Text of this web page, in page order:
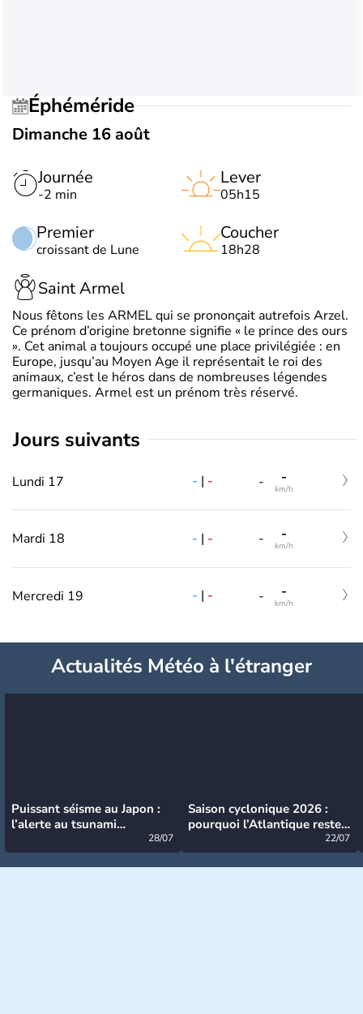
Éphéméride
Dimanche 16 août
Journée
-2 min
Premier
croissant de Lune
Lever
05h15
Coucher
18h28
Saint Armel
Nous fêtons les ARMEL qui se prononçait autrefois Arzel.
Ce prénom d’origine bretonne signifie « le prince des ours
». Cet animal a toujours occupé une place privilégiée : en
Europe, jusqu’au Moyen Age il représentait le roi des
animaux, c’est le héros dans de nombreuses légendes
germaniques. Armel est un prénom très réservé.
jours suivants
Lundi 17 - | - - -
km/h
Mardi 18 - | - - -
km/h
Mercredi 19 - | - - -
km/h
Actualités Météo à l'étranger
Puissant séisme au Japon :
l’alerte au tsunami
28/07
Saison cyclonique 2026 :
pourquoi l’Atlantique reste
22/07